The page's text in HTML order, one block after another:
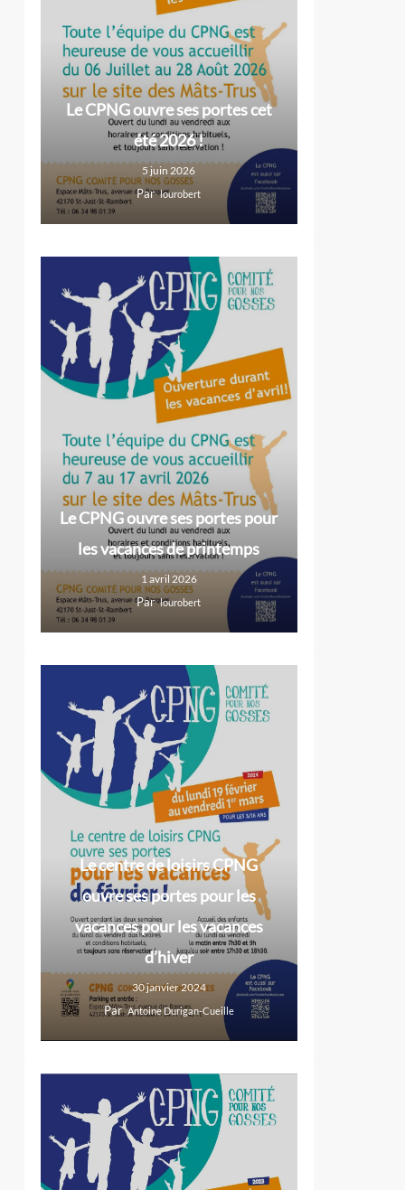
Le CPNG ouvre ses portes cet
été 2026 !
5 juin 2026
Par lourobert
Le CPNG ouvre ses portes pour
les vacances de printemps
1 avril 2026
Par lourobert
Le centre de loisirs CPNG
ouvre ses portes pour les
vacances pour les vacances
d’hiver
30 janvier 2024
Par Antoine Durigan-Cueille